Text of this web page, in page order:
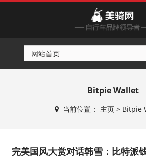
Bitpie Wallet
当前位置： 主页 > Bitpie
完美国风大赏对话韩雪：比特派